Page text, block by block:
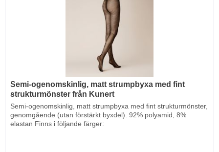
Semi-ogenomskinlig, matt strumpbyxa med fint
strukturmönster från Kunert
Semi-ogenomskinlig, matt strumpbyxa med fint strukturmönster,
genomgående (utan förstärkt byxdel). 92% polyamid, 8%
elastan Finns i följande färger: